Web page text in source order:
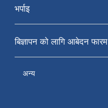
भर्पाइ
बिज्ञापन को लागि आबेदन फारम
अन्य